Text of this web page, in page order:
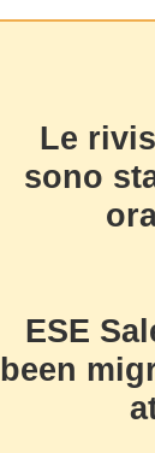
Le
sono
ESE
been